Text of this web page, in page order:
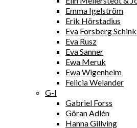
Emma Igelström
Erik Hörstadius
Eva Forsberg
Eva Rusz
Eva Sanner
Ewa Meruk
Ewa Wigenheim
Felicia Welander
G-I
Gabriel Forss
Göran Adlén
Hanna Gillving